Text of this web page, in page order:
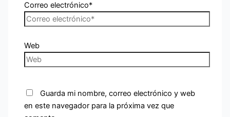
Correo electrónico*
Web
Guarda mi nombre, correo electrónico y web
en este navegador para la próxima vez que